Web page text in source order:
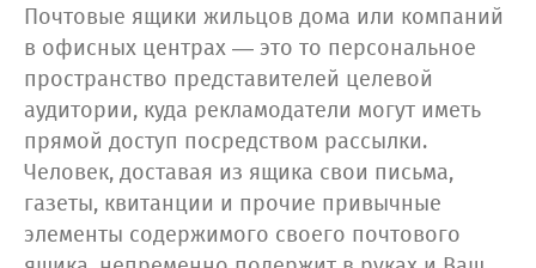
Почтовые ящики жильцов дома или компаний
в офисных центрах — это то персональное
пространство представителей целевой
аудитории, куда рекламодатели могут иметь
прямой доступ посредством рассылки.
Человек, доставая из ящика свои письма,
газеты, квитанции и прочие привычные
элементы содержимого своего почтового